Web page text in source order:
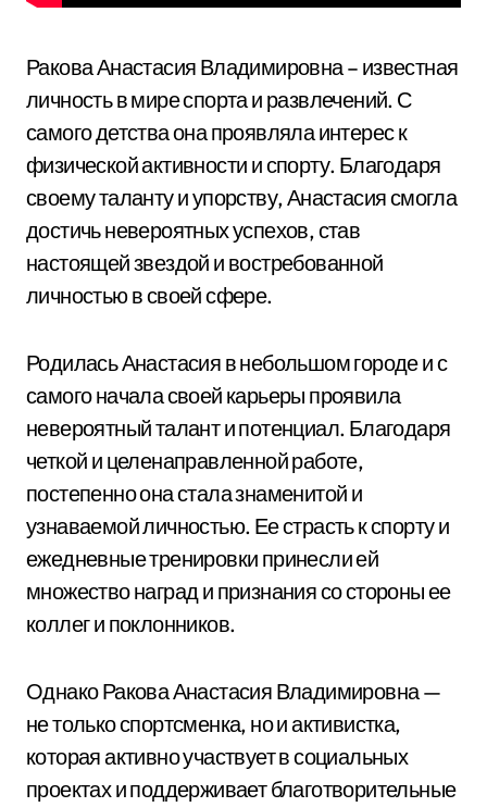
Ракова Анастасия Владимировна – известная
личность в мире спорта и развлечений. С
самого детства она проявляла интерес к
физической активности и спорту. Благодаря
своему таланту и упорству, Анастасия смогла
достичь невероятных успехов, став
настоящей звездой и востребованной
личностью в своей сфере.
Родилась Анастасия в небольшом городе и с
самого начала своей карьеры проявила
невероятный талант и потенциал. Благодаря
четкой и целенаправленной работе,
постепенно она стала знаменитой и
узнаваемой личностью. Ее страсть к спорту и
ежедневные тренировки принесли ей
множество наград и признания со стороны ее
коллег и поклонников.
Однако Ракова Анастасия Владимировна —
не только спортсменка, но и активистка,
которая активно участвует в социальных
проектах и поддерживает благотворительные